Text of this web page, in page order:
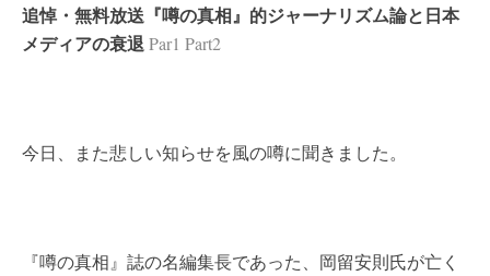
追悼・無料放送『噂の真相』的ジャーナリズム論と日本
メディアの衰退Par1 Part2
今日、また悲しい知らせを風の噂に聞きました。
『噂の真相』誌の名編集長であった、岡留安則氏が亡く